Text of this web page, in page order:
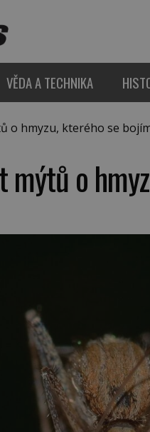
VĚDA A TECHNIKA
o hmyzu, kterého se
mýtů o